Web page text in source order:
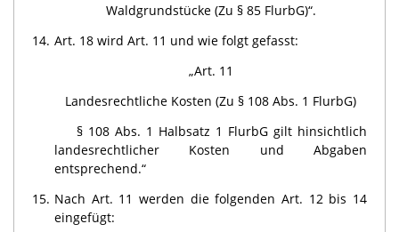
Waldgrundstücke (Zu § 85 FlurbG)“.
14. Art. 18 wird Art. 11 und wie folgt gefasst:
„Art. 11
Landesrechtliche Kosten (Zu § 108 Abs. 1 FlurbG)
§ 108 Abs. 1 Halbsatz 1 FlurbG gilt hinsichtlich
landesrechtlicher Kosten und Abgaben
entsprechend.“
15. Nach Art. 11 werden die folgenden Art. 12 bis 14
eingefügt: